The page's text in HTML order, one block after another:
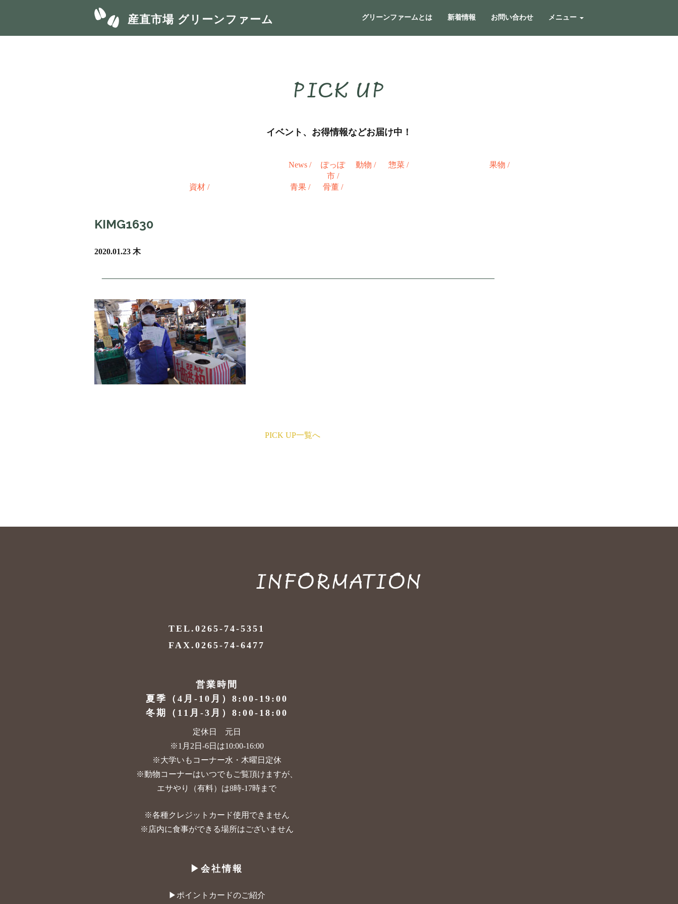
産直市場 グリーンファーム グリーンファームとは 新着情報 お問い合わせ メニュー
PICK UP
イベント、お得情報などお届け中！
News /
ぽっぽ
市 /
動物 / 惣菜 / 果物 /
資材 / 青果 / 骨董 /
KIMG1630
2020.01.23 木
PICK UP一覧へ
INFORMATION
TEL.0265-74-5351
FAX.0265-74-6477
営業時間
夏季（4月-10月） 8:00-19:00
冬期（11月-3月） 8:00-18:00
定休日 元日
※1月2日-6日は10:00-16:00
※大学いもコーナー水・木曜日定休
※動物コーナーはいつでもご覧頂けますが、
エサやり（有料）は8時-17時まで
※各種クレジットカード使用できません
※店内に食事ができる場所はございません
▶︎会社情報
▶︎ポイントカードのご紹介